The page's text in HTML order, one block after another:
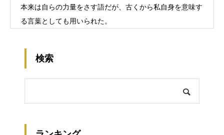
本来は自らの力量をさす語だが、古くから私自身を意味す
る言葉としても用いられた。
検索